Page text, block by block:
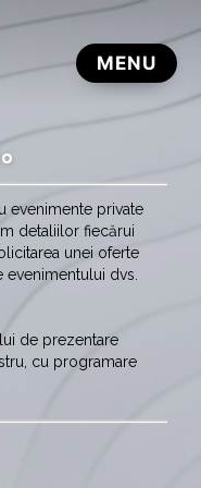
evenimente private
detaliilor fiecărui
unei oferte
dvs.
de prezentare
cu programare